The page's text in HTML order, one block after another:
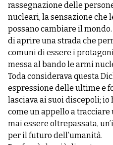
rassegnazione delle
nucleari, la sensazione che
possano cambiare il
di aprire una strada che
comuni di essere i
messa al bando le armi
Toda considerava questa
espressione delle ultime e
lasciava ai suoi discepoli; io
come un appello a tracciare
mai essere oltrepassata,
per il futuro dell’umanità.